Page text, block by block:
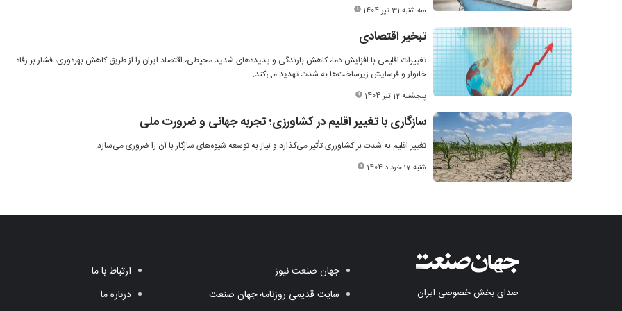
سه شنبه 31 تیر 1404
تبخیر اقتصادی
تغییرات اقلیمی با افزایش دما، کاهش بارندگی و پدیده‌های شدید محیطی، اقتصاد ایران را از طریق کاهش بهره‌وری، فشار بر رفاه
خانوار و فرسایش زیرساخت‌ها به شدت تهدید می‌کند.
پنجشنبه 12 تیر 1404
سازگاری با تغییر اقلیم در کشاورزی؛ تجربه جهانی و ضرورت ملی
تغییر اقلیم به شدت بر کشاورزی تأثیر می‌گذارد و نیاز به توسعه شیوه‌های سازگار با آن را ضروری می‌سازد.
شنبه 17 خرداد 1404
صدای بخش خصوصی ایران
جهان صنعت نیوز
سایت قدیمی روزنامه جهان صنعت
ارتباط با ما
درباره ما